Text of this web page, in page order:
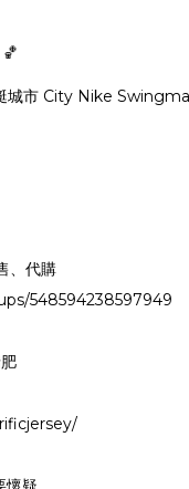
市 City Nike
、代購
548594238597949